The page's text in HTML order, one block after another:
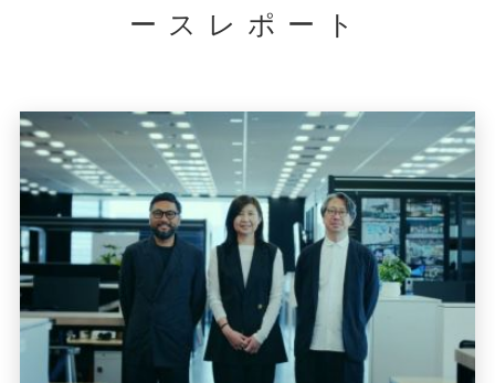
ースレポート